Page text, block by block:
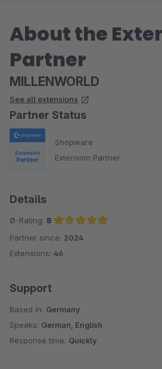
About the
Partner
MILLENWORLD
See all extensions
Partner Status
Shopware
Extension Partner
Details
Ø-Rating: 5
Average rating of 5 out of 5 stars
Partner since: 2024
Extensions: 46
Support
Based in: Germany
Speaks: German, English
Response time: Quickly